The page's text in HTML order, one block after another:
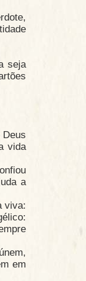
seja
vida
a
viva:
em